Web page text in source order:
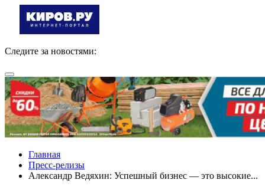
Следите за новостями:
Главная
Пресс-релизы
Александр Ведяхин: Успешный бизнес — это высокие...